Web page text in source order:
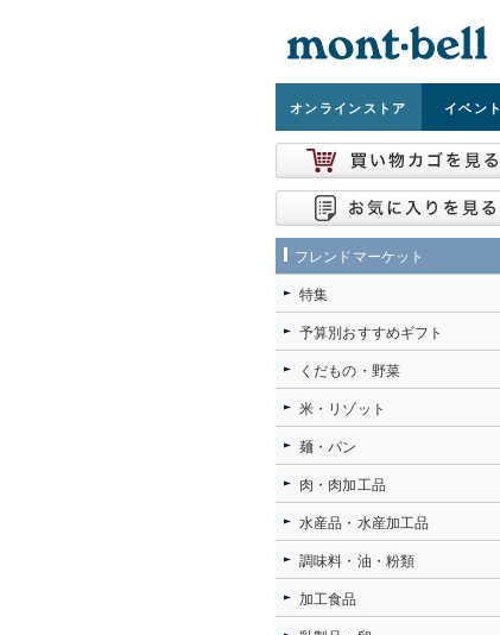
オンラインストア イベント
フレンドマーケット
特集
予算別おすすめギフト
くだもの・野菜
米・リゾット
麺・パン
肉・肉加工品
水産品・水産加工品
調味料・油・粉類
加工食品